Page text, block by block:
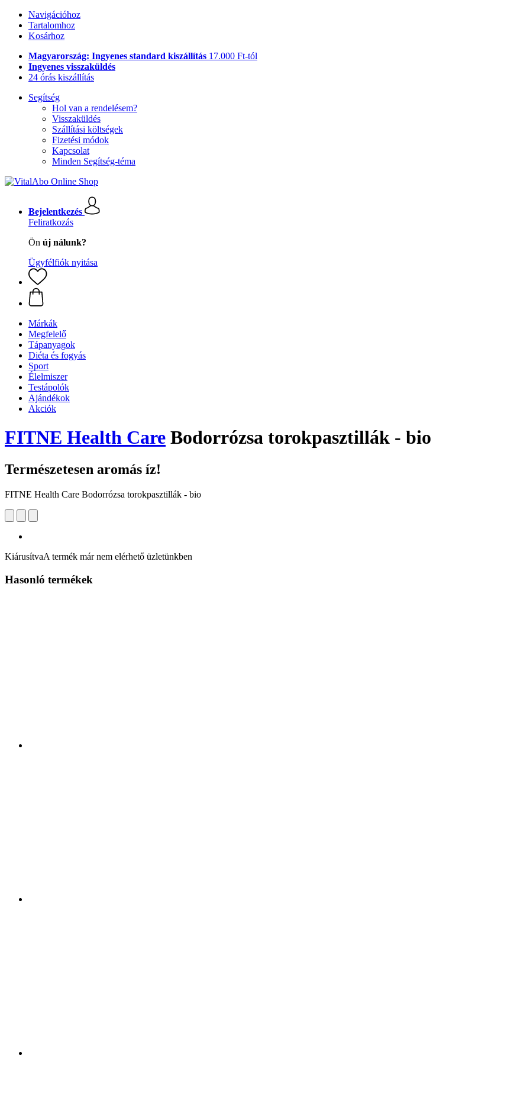
Navigációhoz
Tartalomhoz
Kosárhoz
Magyarország: Ingyenes standard kiszállítás 17.000 Ft-tól
Ingyenes visszaküldés
24 órás kiszállítás
Segítség
Hol van a rendelésem?
Visszaküldés
Szállítási költségek
Fizetési módok
Kapcsolat
Minden Segítség-téma
Bejelentkezés
Feliratkozás
Ön új nálunk?
Ügyfélfiók nyitása
Márkák
Megfelelő
Tápanyagok
Diéta és fogyás
Sport
Élelmiszer
Testápolók
Ajándékok
Akciók
FITNE Health Care Bodorrózsa torokpasztillák - bio
Természetesen aromás íz!
FITNE Health Care Bodorrózsa torokpasztillák - bio
KiárusítvaA termék már nem elérhető üzletünkben
Hasonló termékek